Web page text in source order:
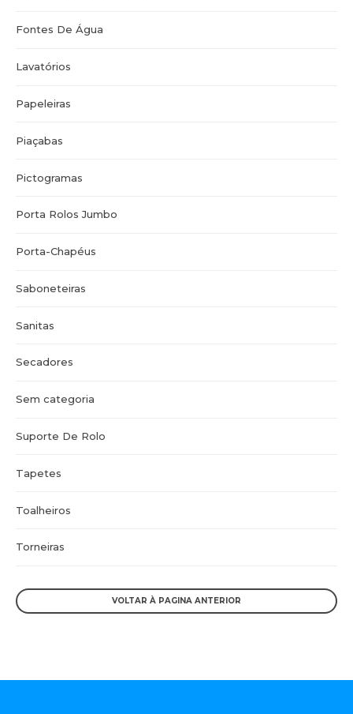
Fontes De Água
Lavatórios
Papeleiras
Piaçabas
Pictogramas
Porta Rolos Jumbo
Porta-Chapéus
Saboneteiras
Sanitas
Secadores
Sem categoria
Suporte De Rolo
Tapetes
Toalheiros
Torneiras